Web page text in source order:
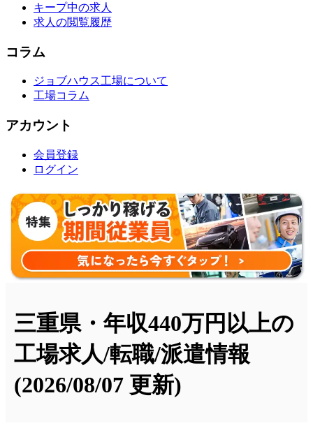
キープ中の求人
求人の閲覧履歴
コラム
ジョブハウス工場について
工場コラム
アカウント
会員登録
ログイン
三重県・年収440万円以上の
工場求人/転職/派遣情報
(2026/08/07 更新)